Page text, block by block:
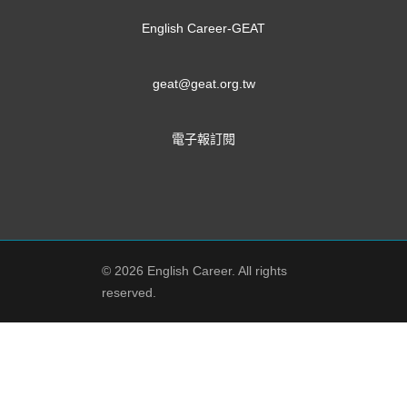
English Career-GEAT
geat@geat.org.tw
電子報訂閱
© 2026 English Career. All rights
reserved.